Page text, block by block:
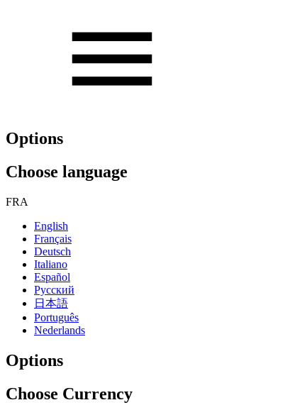
Options
Choose language
FRA
English
Français
Deutsch
Italiano
Español
Русский
日本語
Português
Nederlands
Options
Choose Currency